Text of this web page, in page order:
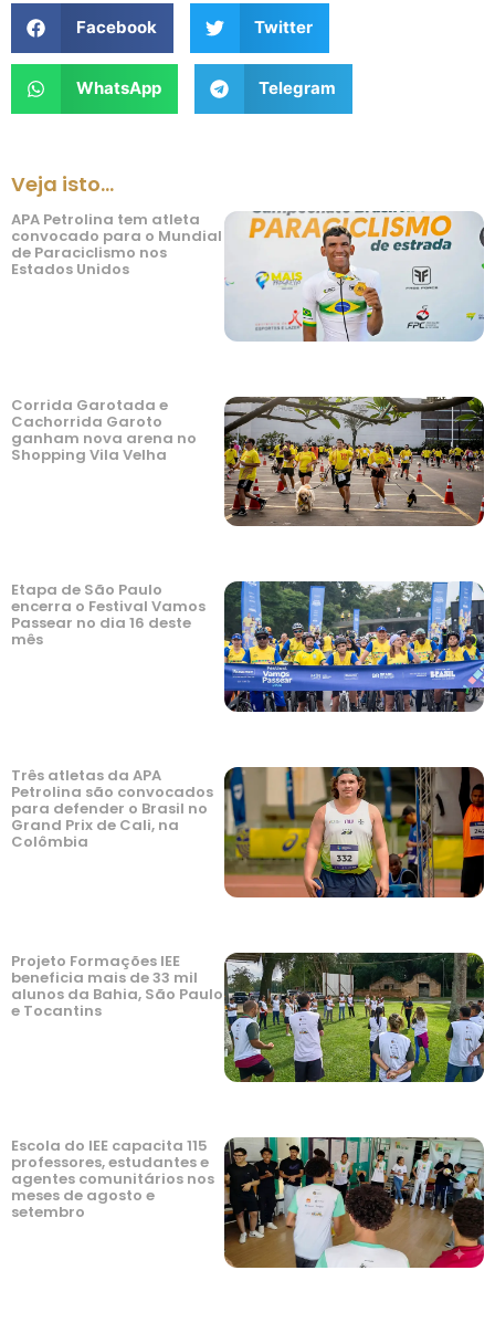
Facebook Twitter
WhatsApp Telegram
Veja isto...
APA Petrolina tem atleta
convocado para o Mundial
de Paraciclismo nos
Estados Unidos
Corrida Garotada e
Cachorrida Garoto
ganham nova arena no
Shopping Vila Velha
Etapa de São Paulo
encerra o Festival Vamos
Passear no dia 16 deste
mês
Três atletas da APA
Petrolina são convocados
para defender o Brasil no
Grand Prix de Cali, na
Colômbia
Projeto Formações IEE
beneficia mais de 33 mil
alunos da Bahia, São Paulo
e Tocantins
Escola do IEE capacita 115
professores, estudantes e
agentes comunitários nos
meses de agosto e
setembro